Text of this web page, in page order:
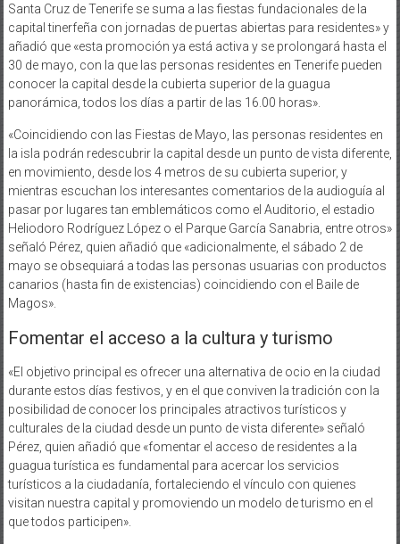
Santa Cruz de Tenerife se suma a las fiestas fundacionales de la
capital tinerfeña con jornadas de puertas abiertas para residentes» y
añadió que «esta promoción ya está activa y se prolongará hasta el
30 de mayo, con la que las personas residentes en Tenerife pueden
conocer la capital desde la cubierta superior de la guagua
panorámica, todos los días a partir de las 16.00 horas».
«Coincidiendo con las Fiestas de Mayo, las personas residentes en
la isla podrán redescubrir la capital desde un punto de vista diferente,
en movimiento, desde los 4 metros de su cubierta superior, y
mientras escuchan los interesantes comentarios de la audioguía al
pasar por lugares tan emblemáticos como el Auditorio, el estadio
Heliodoro Rodríguez López o el Parque García Sanabria, entre otros»
señaló Pérez, quien añadió que «adicionalmente, el sábado 2 de
mayo se obsequiará a todas las personas usuarias con productos
canarios (hasta fin de existencias) coincidiendo con el Baile de
Magos».
Fomentar el acceso a la cultura y turismo
«El objetivo principal es ofrecer una alternativa de ocio en la ciudad
durante estos días festivos, y en el que conviven la tradición con la
posibilidad de conocer los principales atractivos turísticos y
culturales de la ciudad desde un punto de vista diferente» señaló
Pérez, quien añadió que «fomentar el acceso de residentes a la
guagua turística es fundamental para acercar los servicios
turísticos a la ciudadanía, fortaleciendo el vínculo con quienes
visitan nuestra capital y promoviendo un modelo de turismo en el
que todos participen».